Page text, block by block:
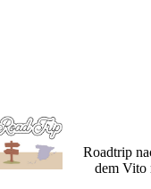
Roadtrip
dem Vito